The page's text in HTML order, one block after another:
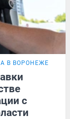
В ВОРОНЕЖЕ
с